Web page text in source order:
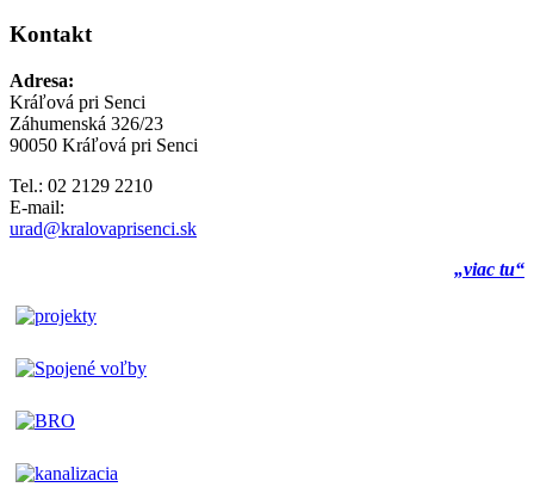
Kontakt
Adresa:
Kráľová pri Senci
Záhumenská 326/23
90050 Kráľová pri Senci
Tel.: 02 2129 2210
E-mail:
urad@kralovaprisenci.sk
„viac tu“